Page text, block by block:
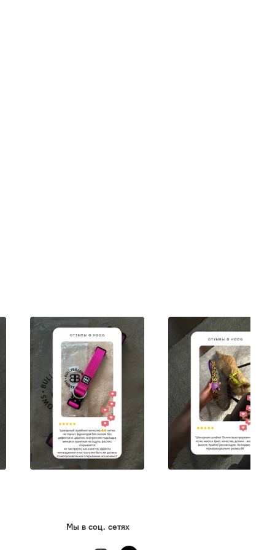
Мы в соц. сетях